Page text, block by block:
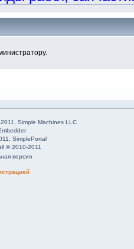
Simple Machines LLC
SimplePortal
© 2010-2011
версия